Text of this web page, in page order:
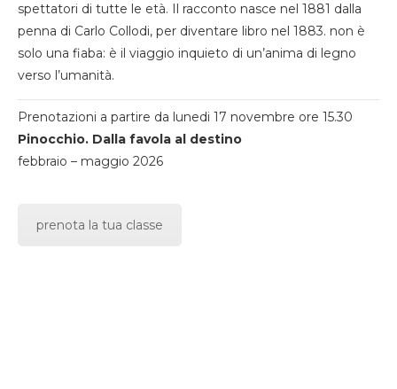
spettatori di tutte le età. Il racconto nasce nel 1881 dalla
penna di Carlo Collodi, per diventare libro nel 1883. non è
solo una fiaba: è il viaggio inquieto di un’anima di legno
verso l’umanità.
Prenotazioni a partire da lunedi 17 novembre ore 15.30
Pinocchio. Dalla favola al destino
febbraio – maggio 2026
prenota la tua classe